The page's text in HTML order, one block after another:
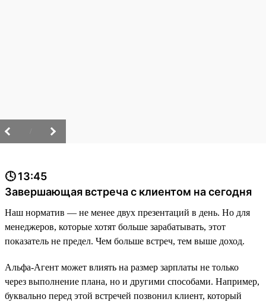
🕓 13:45
Завершающая встреча с клиентом на сегодня
Наш норматив — не менее двух презентаций в день. Но для
менеджеров, которые хотят больше зарабатывать, этот
показатель не предел. Чем больше встреч, тем выше доход.
Альфа-Агент может влиять на размер зарплаты не только
через выполнение плана, но и другими способами. Например,
буквально перед этой встречей позвонил клиент, который